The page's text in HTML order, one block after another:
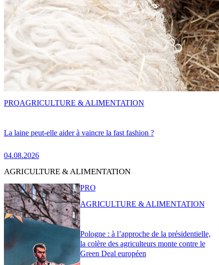
La laine peut-elle aider à vaincre la fast fashion ?
04.08.2026
PROAGRICULTURE & ALIMENTATION
AGRICULTURE & ALIMENTATION
Pologne : à l’approche de la présidentielle,
la colère des agriculteurs monte contre le
Green Deal européen
PRO
AGRICULTURE & ALIMENTATION